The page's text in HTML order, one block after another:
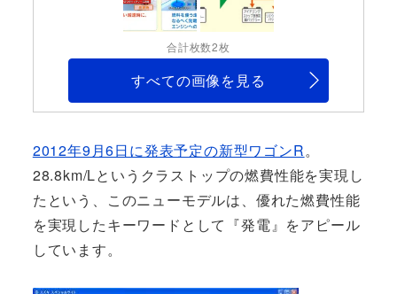
合計枚数2枚
すべての画像を見る
2012年9月6日に発表予定の新型ワゴンR。
28.8km/Lというクラストップの燃費性能を実現し
たという、このニューモデルは、優れた燃費性能
を実現したキーワードとして『発電』をアピール
しています。